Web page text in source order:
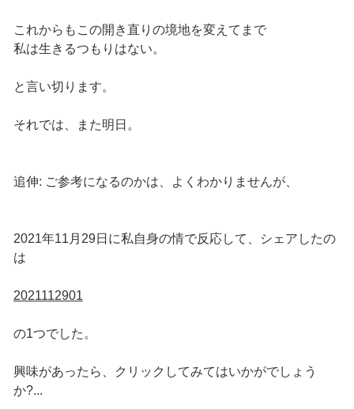
これからもこの開き直りの境地を変えてまで
私は生きるつもりはない。
と言い切ります。
それでは、また明日。
追伸: ご参考になるのかは、よくわかりませんが、
2021年11月29日に私自身の情で反応して、シェアしたの
は
2021112901
の1つでした。
興味があったら、クリックしてみてはいかがでしょう
か?...